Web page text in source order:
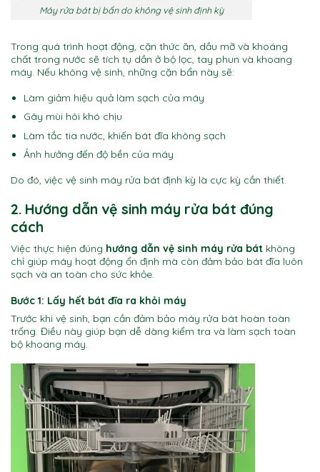
Máy rửa bát bị bẩn do không vệ sinh định kỳ
Trong quá trình hoạt động, cặn thức ăn, dầu mỡ và khoáng
chất trong nước sẽ tích tụ dần ở bộ lọc, tay phun và khoang
máy. Nếu không vệ sinh, những cặn bẩn này sẽ:
Làm giảm hiệu quả làm sạch của máy
Gây mùi hôi khó chịu
Làm tắc tia nước, khiến bát đĩa không sạch
Ảnh hưởng đến độ bền của máy
Do đó, việc vệ sinh máy rửa bát định kỳ là cực kỳ cần thiết.
2. Hướng dẫn vệ sinh máy rửa bát đúng
cách
Việc thực hiện đúng hướng dẫn vệ sinh máy rửa bát không
chỉ giúp máy hoạt động ổn định mà còn đảm bảo bát đĩa luôn
sạch và an toàn cho sức khỏe.
Bước 1: Lấy hết bát đĩa ra khỏi máy
Trước khi vệ sinh, bạn cần đảm bảo máy rửa bát hoàn toàn
trống. Điều này giúp bạn dễ dàng kiểm tra và làm sạch toàn
bộ khoang máy.